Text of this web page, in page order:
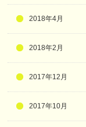
2018年4月
2018年2月
2017年12月
2017年10月